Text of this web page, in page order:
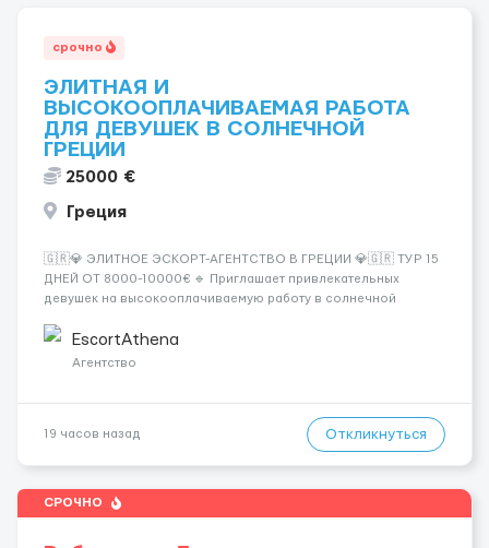
срочно
ЭЛИТНАЯ И
ВЫСОКООПЛАЧИВАЕМАЯ РАБОТА
ДЛЯ ДЕВУШЕК В СОЛНЕЧНОЙ
ГРЕЦИИ
25000 €
Греция
🇬🇷💎 ЭЛИТНОЕ ЭСКОРТ-АГЕНТСТВО В ГРЕЦИИ 💎🇬🇷 ТУР 15
ДНЕЙ ОТ 8000-10000€ 🔹 Приглашает привлекательных
девушек на высокооплачиваемую работу в солнечной
хорошие деньги 💶 — это предложение для тебя! 🔹
Требования: ✔️ Возраст от ...
EscortAthena
Агентство
19 часов назад Откликнуться
СРОЧНО